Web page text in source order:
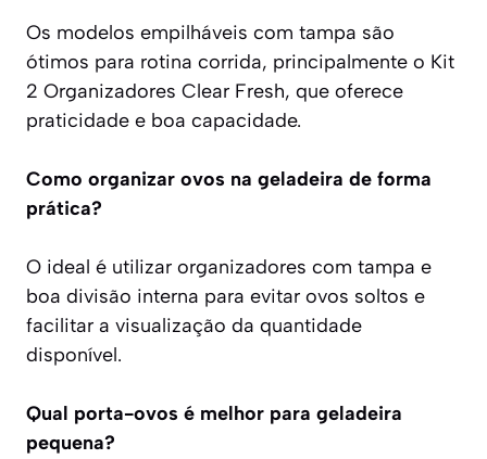
Os modelos empilháveis com tampa são
ótimos para rotina corrida, principalmente o Kit
2 Organizadores Clear Fresh, que oferece
praticidade e boa capacidade.
Como organizar ovos na geladeira de forma
prática?
O ideal é utilizar organizadores com tampa e
boa divisão interna para evitar ovos soltos e
facilitar a visualização da quantidade
disponível.
Qual porta-ovos é melhor para geladeira
pequena?